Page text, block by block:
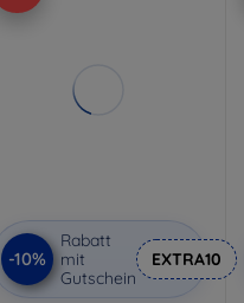
-10%
Rabatt
mit
Gutschein
EXTRA10